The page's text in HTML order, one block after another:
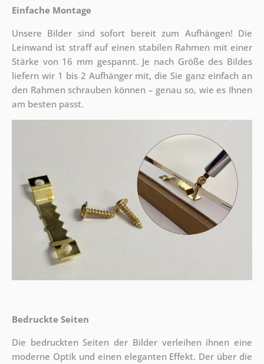
Einfache Montage
Unsere Bilder sind sofort bereit zum Aufhängen! Die
Leinwand ist straff auf einen stabilen Rahmen mit einer
Stärke von 16 mm gespannt. Je nach Größe des Bildes
liefern wir 1 bis 2 Aufhänger mit, die Sie ganz einfach an
den Rahmen schrauben können – genau so, wie es Ihnen
am besten passt.
Bedruckte Seiten
Die bedruckten Seiten der Bilder verleihen ihnen eine
moderne Optik und einen eleganten Effekt. Der über die